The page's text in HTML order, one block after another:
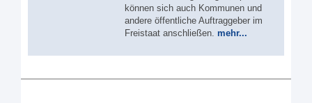
können sich auch Kommunen und
andere öffentliche Auftraggeber im
Freistaat anschließen. mehr...